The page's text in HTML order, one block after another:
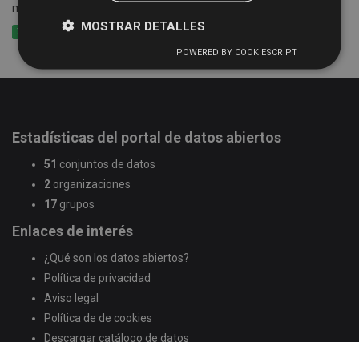
municipios
XLSX CSV XLS
Estadísticas del portal de datos abiertos
51 conjuntos de datos
2 organizaciones
17 grupos
Enlaces de interés
¿Qué son los datos abiertos?
Política de privacidad
Aviso legal
Política de de cookies
Descargar catálogo de datos
MOSTRAR DETALLES
POWERED BY COOKIESCRIPT